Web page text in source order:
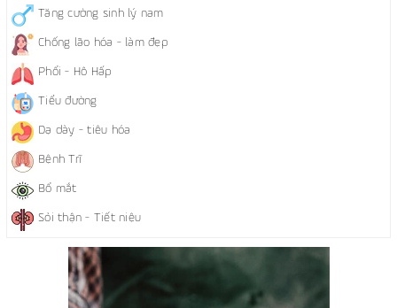
Tăng cường sinh lý nam
Chống lão hóa - làm đẹp
Phổi - Hô Hấp
Tiểu đường
Dạ dày - tiêu hóa
Bệnh Trĩ
Bổ mắt
Sỏi thận - Tiết niệu